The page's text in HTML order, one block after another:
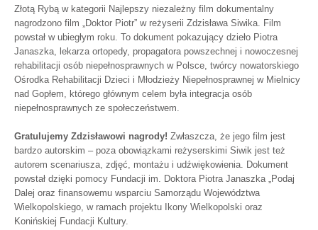
Złotą Rybą w kategorii Najlepszy niezależny film dokumentalny
nagrodzono film „Doktor Piotr” w reżyserii Zdzisława Siwika. Film
powstał w ubiegłym roku. To dokument pokazujący dzieło Piotra
Janaszka, lekarza ortopedy, propagatora powszechnej i nowoczesnej
rehabilitacji osób niepełnosprawnych w Polsce, twórcy nowatorskiego
Ośrodka Rehabilitacji Dzieci i Młodzieży Niepełnosprawnej w Mielnicy
nad Gopłem, którego głównym celem była integracja osób
niepełnosprawnych ze społeczeństwem.
Gratulujemy Zdzisławowi nagrody! Zwłaszcza, że jego film jest
bardzo autorskim – poza obowiązkami reżyserskimi Siwik jest też
autorem scenariusza, zdjęć, montażu i udźwiękowienia. Dokument
powstał dzięki pomocy Fundacji im. Doktora Piotra Janaszka „Podaj
Dalej oraz finansowemu wsparciu Samorządu Województwa
Wielkopolskiego, w ramach projektu Ikony Wielkopolski oraz
Konińskiej Fundacji Kultury.